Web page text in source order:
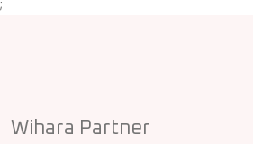
;
Wihara Partner